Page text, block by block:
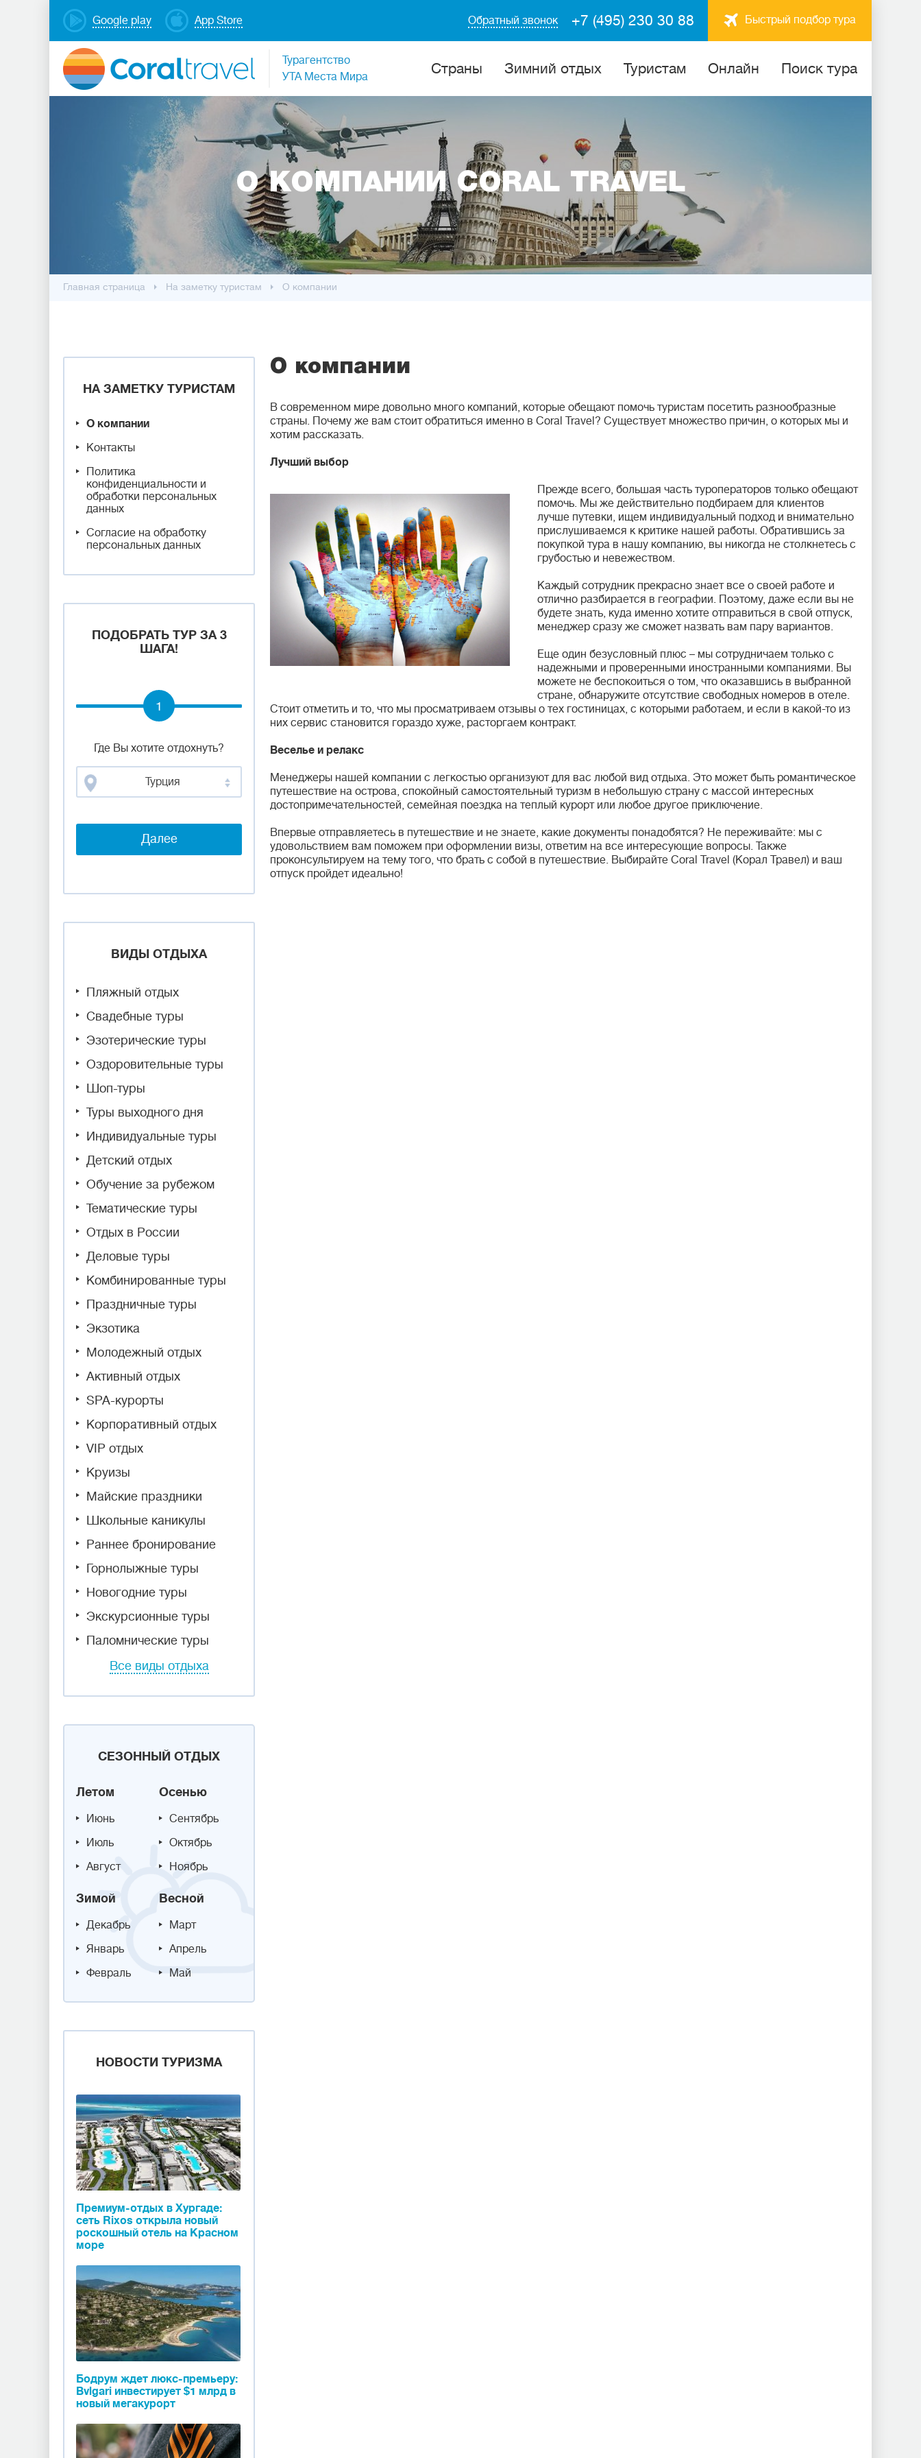
Google play App Store Быстрый подбор тура
+7 (495) 230 30 88
Обратный звонок
Турагентство
УТА Места Мира
Cтраны Зимний отдых Туристам Онлайн Поиск тура
О КОМПАНИИ CORAL TRAVEL
Главная страница На заметку туристам О компании
НА ЗАМЕТКУ ТУРИСТАМ
О компании
Контакты
Политика
конфиденциальности и
обработки персональных
данных
Согласие на обработку
персональных данных
ПОДОБРАТЬ ТУР ЗА 3
ШАГА!
Где Вы хотите отдохнуть?
Турция
Далее
1
ВИДЫ ОТДЫХА
Пляжный отдых
Свадебные туры
Эзотерические туры
Оздоровительные туры
Шоп-туры
Туры выходного дня
Индивидуальные туры
Детский отдых
Обучение за рубежом
Тематические туры
Отдых в России
Деловые туры
Комбинированные туры
Праздничные туры
Экзотика
Молодежный отдых
Активный отдых
SPA-курорты
Корпоративный отдых
VIP отдых
Круизы
Майские праздники
Школьные каникулы
Раннее бронирование
Горнолыжные туры
Новогодние туры
Экскурсионные туры
Паломнические туры
Все виды отдыха
СЕЗОННЫЙ ОТДЫХ
Летом
Июнь
Июль
Август
Осенью
Сентябрь
Октябрь
Ноябрь
Зимой
Декабрь
Январь
Февраль
Весной
Март
Апрель
Май
НОВОСТИ ТУРИЗМА
Премиум-отдых в Хургаде:
сеть Rixos открыла новый
роскошный отель на Красном
море
Бодрум ждет люкс-премьеру:
Bvlgari инвестирует $1 млрд в
новый мегакурорт
О компании
В современном мире довольно много компаний, которые обещают помочь туристам посетить разнообразные
страны. Почему же вам стоит обратиться именно в Coral Travel? Существует множество причин, о которых мы и
хотим рассказать.
Лучший выбор
Прежде всего, большая часть туроператоров только обещают
помочь. Мы же действительно подбираем для клиентов
лучше путевки, ищем индивидуальный подход и внимательно
прислушиваемся к критике нашей работы. Обратившись за
покупкой тура в нашу компанию, вы никогда не столкнетесь с
грубостью и невежеством.
Каждый сотрудник прекрасно знает все о своей работе и
отлично разбирается в географии. Поэтому, даже если вы не
будете знать, куда именно хотите отправиться в свой отпуск,
менеджер сразу же сможет назвать вам пару вариантов.
Еще один безусловный плюс – мы сотрудничаем только с
надежными и проверенными иностранными компаниями. Вы
можете не беспокоиться о том, что оказавшись в выбранной
стране, обнаружите отсутствие свободных номеров в отеле.
Стоит отметить и то, что мы просматриваем отзывы о тех гостиницах, с которыми работаем, и если в какой-то из
них сервис становится гораздо хуже, расторгаем контракт.
Веселье и релакс
Менеджеры нашей компании с легкостью организуют для вас любой вид отдыха. Это может быть романтическое
путешествие на острова, спокойный самостоятельный туризм в небольшую страну с массой интересных
достопримечательностей, семейная поездка на теплый курорт или любое другое приключение.
Впервые отправляетесь в путешествие и не знаете, какие документы понадобятся? Не переживайте: мы с
удовольствием вам поможем при оформлении визы, ответим на все интересующие вопросы. Также
проконсультируем на тему того, что брать с собой в путешествие. Выбирайте Coral Travel (Корал Травел) и ваш
отпуск пройдет идеально!